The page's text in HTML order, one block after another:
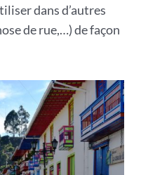
dans d’autres
de rue,…) de façon